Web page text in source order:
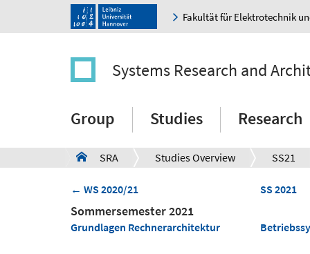
Fakultät für Elektrotechnik
Systems Research and
Group Studies Research
a SRA Studies Overview SS21
← WS 2020/21 SS 2021
Sommersemester 2021
Grundlagen Rechnerarchitektur